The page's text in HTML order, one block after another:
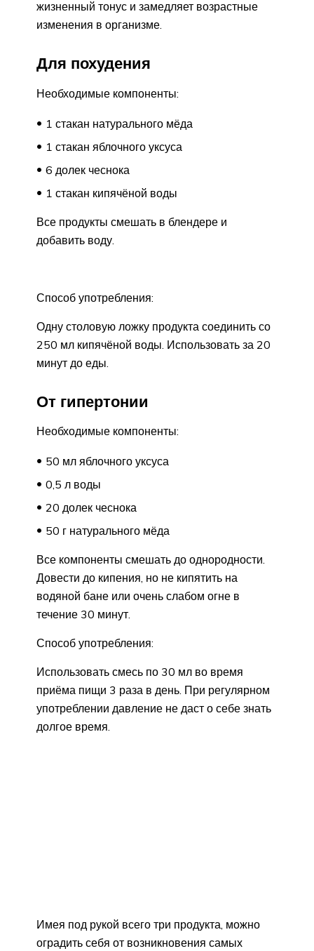
жизненный тонус и замедляет возрастные
изменения в организме.
Для похудения
Необходимые компоненты:
1 стакан натурального мёда
1 стакан яблочного уксуса
6 долек чеснока
1 стакан кипячёной воды
Все продукты смешать в блендере и
добавить воду.
Способ употребления:
Одну столовую ложку продукта соединить со
250 мл кипячёной воды. Использовать за 20
минут до еды.
От гипертонии
Необходимые компоненты:
50 мл яблочного уксуса
0,5 л воды
20 долек чеснока
50 г натурального мёда
Все компоненты смешать до однородности.
Довести до кипения, но не кипятить на
водяной бане или очень слабом огне в
течение 30 минут.
Способ употребления:
Использовать смесь по 30 мл во время
приёма пищи 3 раза в день. При регулярном
употреблении давление не даст о себе знать
долгое время.
Имея под рукой всего три продукта, можно
оградить себя от возникновения самых